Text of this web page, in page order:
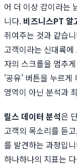
어 더 이상 감이라는
니다. 비즈니스PT 알
쥐여주는 것과 같습
고객이라는 신대륙
자의 스크롤을 멈추
'공유' 버튼을 누르게
영역이 아닌 분석과
릴스 데이터 분석은
고객의 목소리를 듣
를 발견하는 과정입
하나하나의 지표는